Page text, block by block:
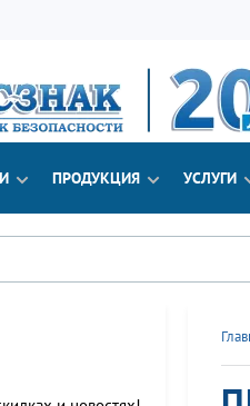
ПРОДУКЦИЯ УСЛУГИ